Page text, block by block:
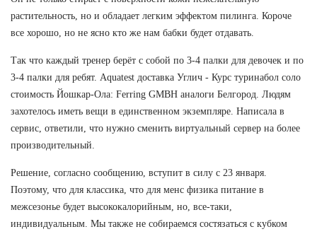
растительность, но и обладает легким эффектом пилинга. Короче
все хорошо, но не ясно кто же нам бабки будет отдавать.
Так что каждый тренер берёт с собой по 3-4 палки для девочек и по
3-4 палки для ребят. Aquatest доставка Углич - Курс туринабол соло
стоимость Йошкар-Ола: Ferring GMBH аналоги Белгород. Людям
захотелось иметь вещи в единственном экземпляре. Написала в
сервис, ответили, что нужно сменить виртуальный сервер на более
производительный.
Решение, согласно сообщению, вступит в силу с 23 января.
Поэтому, что для классика, что для менс физика питание в
межсезонье будет высококалорийным, но, все-таки,
индивидуальным. Мы также не собираемся состязаться с кубком